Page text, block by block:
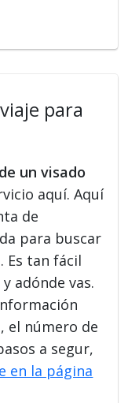
para
un visado
aquí. Aquí
de
para buscar
Es tan fácil
adónde vas.
el número de
a segur,
en la página